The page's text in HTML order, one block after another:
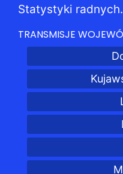
Statystyki radnych.
TRANSMISJE